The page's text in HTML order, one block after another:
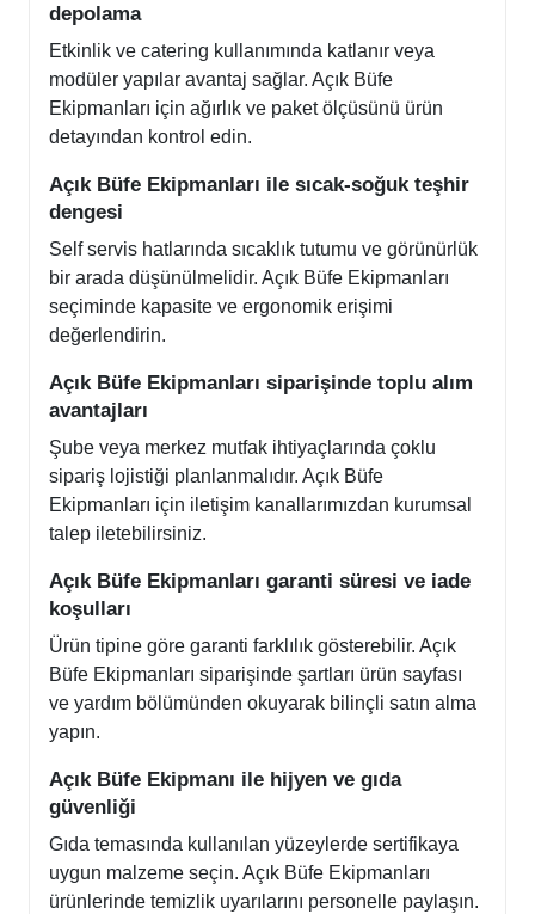
depolama
Etkinlik ve catering kullanımında katlanır veya
modüler yapılar avantaj sağlar. Açık Büfe
Ekipmanları için ağırlık ve paket ölçüsünü ürün
detayından kontrol edin.
Açık Büfe Ekipmanları ile sıcak-soğuk teşhir
dengesi
Self servis hatlarında sıcaklık tutumu ve görünürlük
bir arada düşünülmelidir. Açık Büfe Ekipmanları
seçiminde kapasite ve ergonomik erişimi
değerlendirin.
Açık Büfe Ekipmanları siparişinde toplu alım
avantajları
Şube veya merkez mutfak ihtiyaçlarında çoklu
sipariş lojistiği planlanmalıdır. Açık Büfe
Ekipmanları için iletişim kanallarımızdan kurumsal
talep iletebilirsiniz.
Açık Büfe Ekipmanları garanti süresi ve iade
koşulları
Ürün tipine göre garanti farklılık gösterebilir. Açık
Büfe Ekipmanları siparişinde şartları ürün sayfası
ve yardım bölümünden okuyarak bilinçli satın alma
yapın.
Açık Büfe Ekipmanı ile hijyen ve gıda
güvenliği
Gıda temasında kullanılan yüzeylerde sertifikaya
uygun malzeme seçin. Açık Büfe Ekipmanları
ürünlerinde temizlik uyarılarını personelle paylaşın.